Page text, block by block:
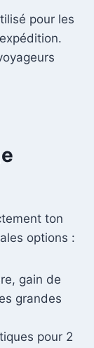
pour les
ton
options :
gain de
grandes
pour 2